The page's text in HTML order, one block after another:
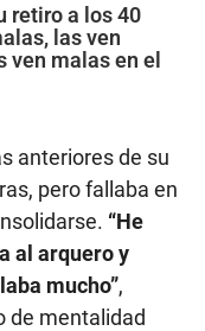
retiro a los 40
las ven
ven malas en el
anteriores de su
pero fallaba en
“He
al arquero y
mucho”,
de mentalidad